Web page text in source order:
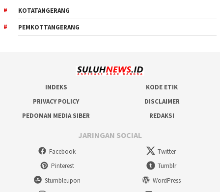
KOTATANGERANG
PEMKOTTANGERANG
INDEKS
KODE ETIK
PRIVACY POLICY
DISCLAIMER
PEDOMAN MEDIA SIBER
REDAKSI
JARINGAN SOCIAL
Facebook
Twitter
Pinterest
Tumblr
Stumbleupon
WordPress